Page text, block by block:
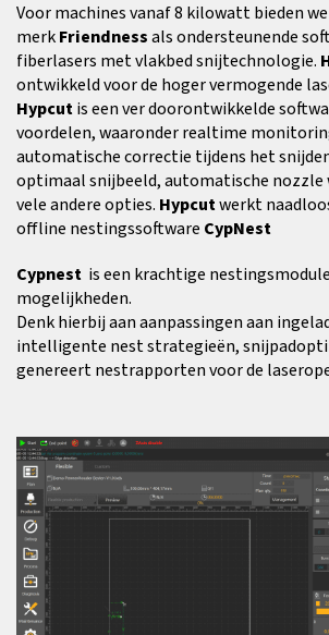
Voor machines vanaf 8 kilowatt bieden we
merkFriendnessals ondersteunende
fiberlasers met vlakbed snijtechnologie.
ontwikkeld voor de hoger vermogende
Hypcutis een ver doorontwikkelde
voordelen, waaronder realtime
automatische correctie tijdens het
optimaal snijbeeld, automatische nozzle
vele andere opties. Hypcutwerkt
offline nestingssoftware CypNest
Cypnest is een krachtige
mogelijkheden.
Denk hierbij aan aanpassingen aan
intelligente nest strategieën,
genereert nestrapporten voor de